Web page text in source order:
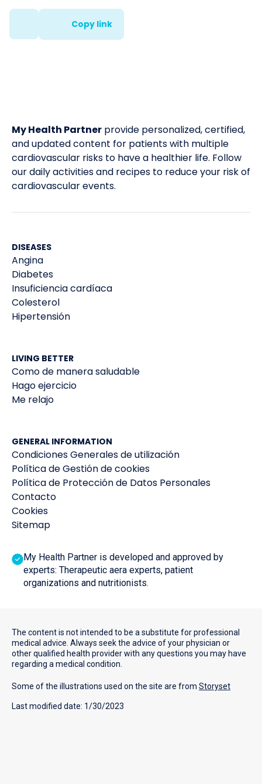
Copy link
My Health Partner provide personalized, certified,
and updated content for patients with multiple
cardiovascular risks to have a healthier life. Follow
our daily activities and recipes to reduce your risk of
cardiovascular events.
DISEASES
Angina
Diabetes
Insuficiencia cardíaca
Colesterol
Hipertensión
LIVING BETTER
Como de manera saludable
Hago ejercicio
Me relajo
GENERAL INFORMATION
Condiciones Generales de utilización
Política de Gestión de cookies
Política de Protección de Datos Personales
Contacto
Cookies
Sitemap
My Health Partner is developed and approved by
experts: Therapeutic aera experts, patient
organizations and nutritionists.
The content is not intended to be a substitute for professional
medical advice. Always seek the advice of your physician or
other qualified health provider with any questions you may have
regarding a medical condition.
Some of the illustrations used on the site are from Storyset
Last modified date: 1/30/2023